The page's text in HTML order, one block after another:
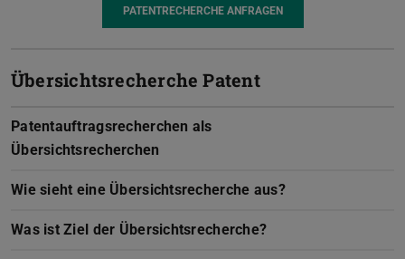
PATENTRECHERCHE ANFRAGEN
Übersichtsrecherche Patent
Patentauftragsrecherchen als
Übersichtsrecherchen
Wie sieht eine Übersichtsrecherche aus?
Was ist Ziel der Übersichtsrecherche?